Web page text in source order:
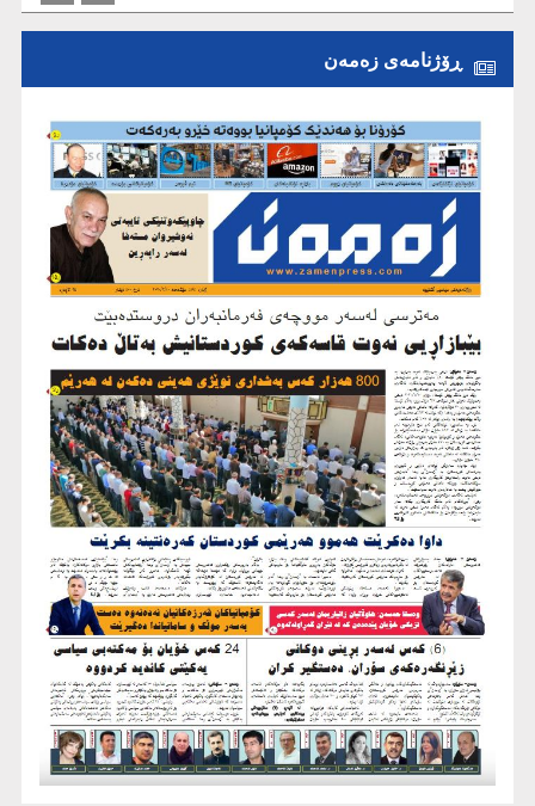
ڕۆژنامەی زەمەن